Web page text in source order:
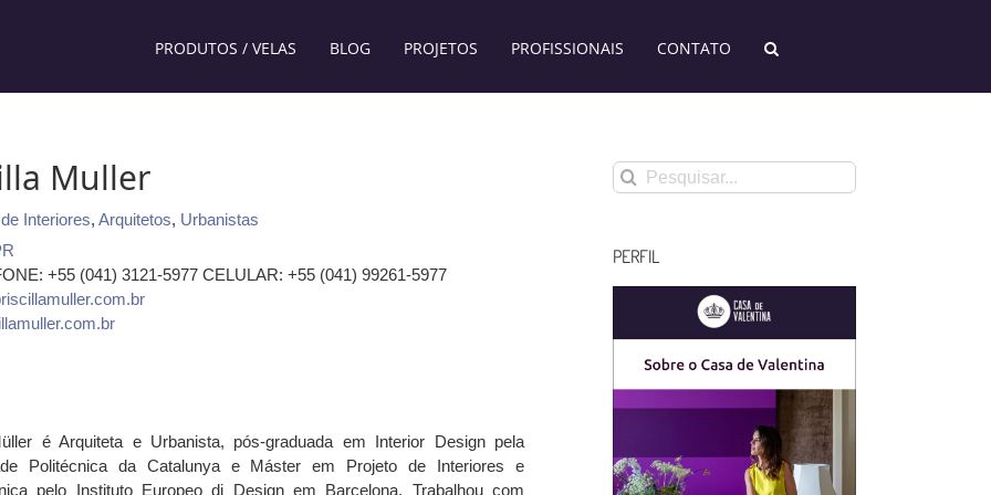
PRODUTOS / VELAS BLOG PROJETOS PROFISSIONAIS CONTATO
Muller
Interiores, Arquitetos, Urbanistas
+55 (041) 3121-5977 CELULAR: +55 (041) 99261-5977
é Arquiteta e Urbanista, pós-graduada em Interior Design pela
Politécnica da Catalunya e Máster em Projeto de Interiores e
pelo Instituto Europeo di Design em Barcelona. Trabalhou com
Buscar
resultados
PERFIL